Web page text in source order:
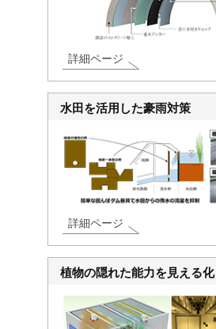
詳細ページ
水田を活用した豪雨対策
詳細ページ
植物の隠れた能力を見える化